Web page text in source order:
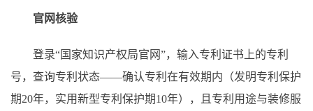
官网核验
登录“国家知识产权局官网”，输入专利证书上的专利
号，查询专利状态——确认专利在有效期内（发明专利保护
期20年，实用新型专利保护期10年），且专利用途与装修服